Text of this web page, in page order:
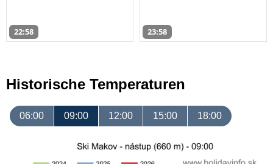
22:58 23:58
Historische Temperaturen
06:00 09:00 12:00 15:00 18:00